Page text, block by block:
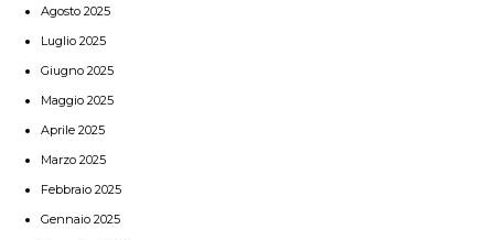
Agosto 2025
Luglio 2025
Giugno 2025
Maggio 2025
Aprile 2025
Marzo 2025
Febbraio 2025
Gennaio 2025